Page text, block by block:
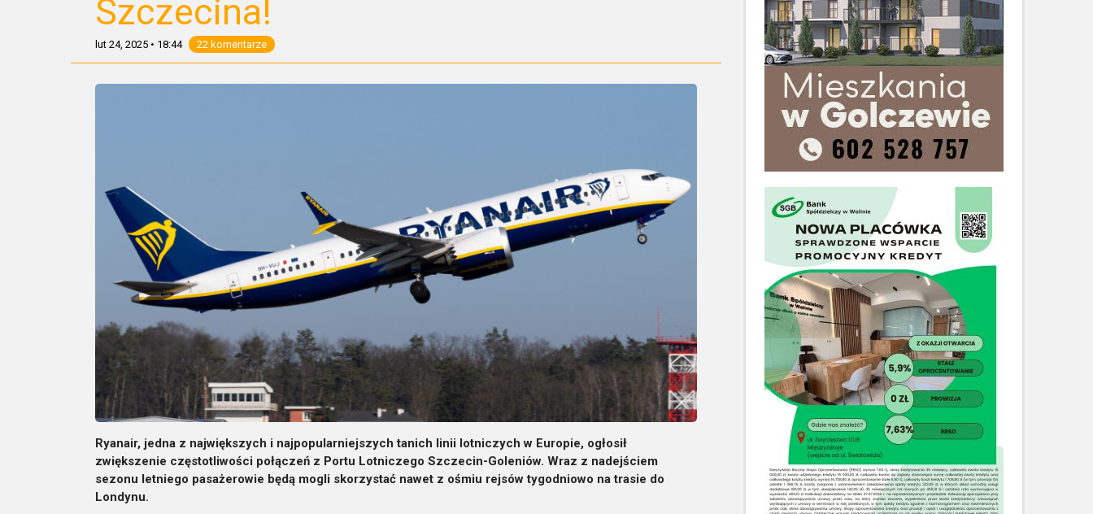
Szczecina!
lut 24, 2025 • 18:44 22 komentarze
Ryanair, jedna z największych i najpopularniejszych tanich linii lotniczych w Europie, ogłosił
zwiększenie częstotliwości połączeń z Portu Lotniczego Szczecin-Goleniów. Wraz z nadejściem
sezonu letniego pasażerowie będą mogli skorzystać nawet z ośmiu rejsów tygodniowo na trasie do
Londynu.